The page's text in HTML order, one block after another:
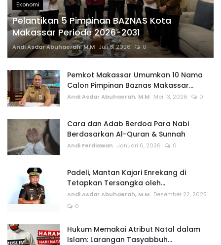
Ekonomi
Pelantikan 5 Pimpinan BAZNAS Kota
Makassar Periode 2026-2031
Andi Asdar Abuhaerah, M.M Juli 6, 2026 0
Pemkot Makassar Umumkan 10 Nama
Calon Pimpinan Baznas Makassar...
Andi Asdar Abuhaerah, M.M Mei 13, 2026 0
Cara dan Adab Berdoa Para Nabi
Berdasarkan Al-Quran & Sunnah
Andi Ferdiawan Januari 6, 2026 0
Padeli, Mantan Kajari Enrekang di
Tetapkan Tersangka oleh...
Andi Asdar Abuhaerah, M.M Desember 22, 2025
0
Hukum Memakai Atribut Natal dalam
Islam: Larangan Tasyabbuh...